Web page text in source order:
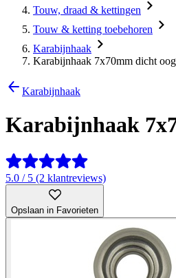
Touw, draad & kettingen
Touw & ketting toebehoren
Karabijnhaak
Karabijnhaak 7x70mm dicht
Karabijnhaak
Karabijnhaak
5.0 / 5 (2 klantreviews)
Opslaan in Favorieten